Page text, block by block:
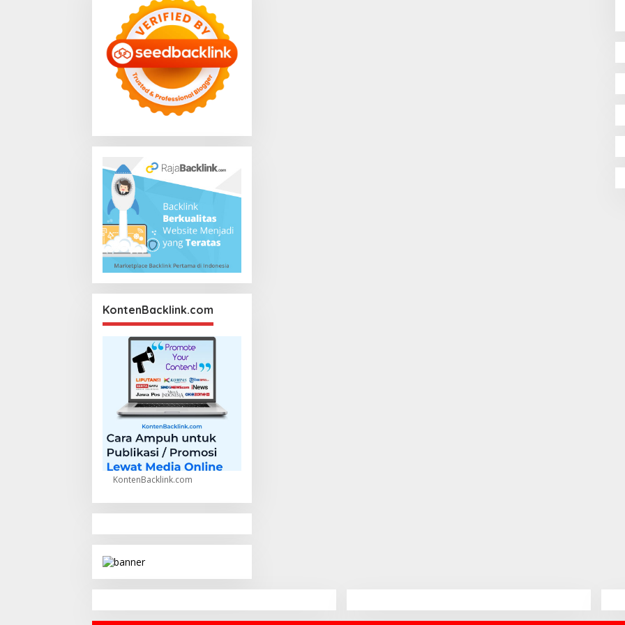
KontenBacklink.com
KontenBacklink.com